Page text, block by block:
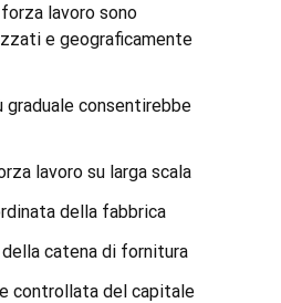
lavoro sono
e geograficamente
graduale consentirebbe
lavoro su larga scala
della fabbrica
catena di fornitura
controllata del capitale